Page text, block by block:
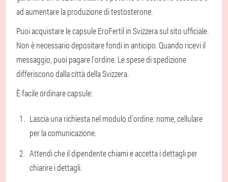
ad aumentare la produzione di testosterone.
Puoi acquistare le capsule EroFertil in Svizzera sul sito ufficiale.
Non è necessario depositare fondi in anticipo. Quando ricevi il
messaggio, puoi pagare l'ordine. Le spese di spedizione
differiscono dalla città della Svizzera.
È facile ordinare capsule:
Lascia una richiesta nel modulo d'ordine: nome, cellulare
per la comunicazione.
Attendi che il dipendente chiami e accetta i dettagli per
chiarire i dettagli.